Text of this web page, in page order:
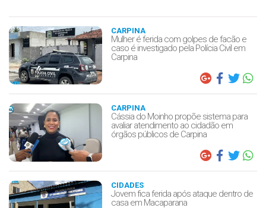
CARPINA
Mulher é ferida com golpes de facão e
caso é investigado pela Polícia Civil em
Carpina
CARPINA
Cássia do Moinho propõe sistema para
avaliar atendimento ao cidadão em
órgãos públicos de Carpina
CIDADES
Jovem fica ferida após ataque dentro de
casa em Macaparana